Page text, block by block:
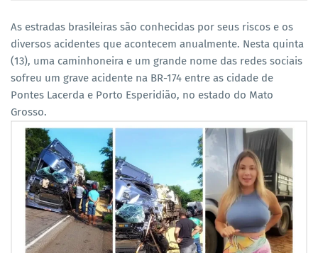
As estradas brasileiras são conhecidas por seus riscos e os
diversos acidentes que acontecem anualmente. Nesta quinta
(13), uma caminhoneira e um grande nome das redes sociais
sofreu um grave acidente na BR-174 entre as cidade de
Pontes Lacerda e Porto Esperidião, no estado do Mato
Grosso.